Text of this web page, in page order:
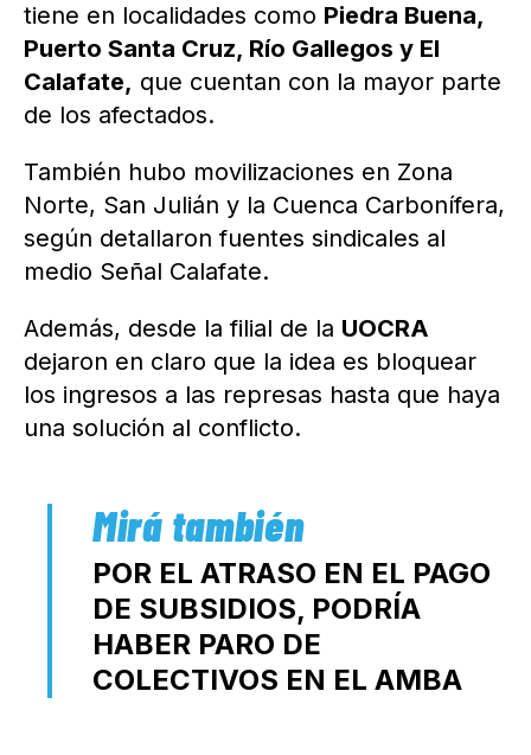
tiene en localidades como Piedra Buena,
Puerto Santa Cruz, Río Gallegos y El
Calafate, que cuentan con la mayor parte
de los afectados.
También hubo movilizaciones en Zona
Norte, San Julián y la Cuenca Carbonífera,
según detallaron fuentes sindicales al
medio Señal Calafate.
Además, desde la filial de la UOCRA
dejaron en claro que la idea es bloquear
los ingresos a las represas hasta que haya
una solución al conflicto.
POR EL ATRASO EN EL PAGO
DE SUBSIDIOS, PODRÍA
HABER PARO DE
COLECTIVOS EN EL AMBA